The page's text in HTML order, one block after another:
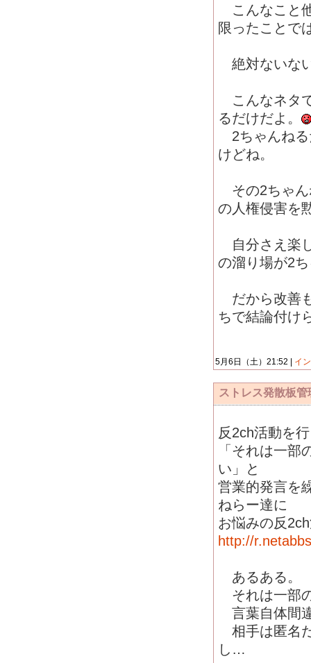
こんなこと
限ったことで
絶対ないな
こんなネタ
るだけだよ。
2ちゃんねる
けどね。
その2ちゃん
の人権侵害を
自分さえ楽
の溜り場が2
だから改善
ちで結論付け
5月6日（土）21:52 | イ
ストレス発散板
反2ch活動を
「それは一
い」と
営業的発言を
ねらー達に
お悩みの反
http://
あるある。
それは一部
言葉自体間
相手は匿名
し…